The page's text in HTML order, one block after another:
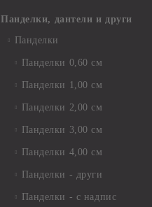
Панделки, дантели и други
Панделки
Панделки 0,60 см
Панделки 1,00 см
Панделки 2,00 см
Панделки 3,00 см
Панделки 4,00 см
Панделки - други
Панделки - с надпис